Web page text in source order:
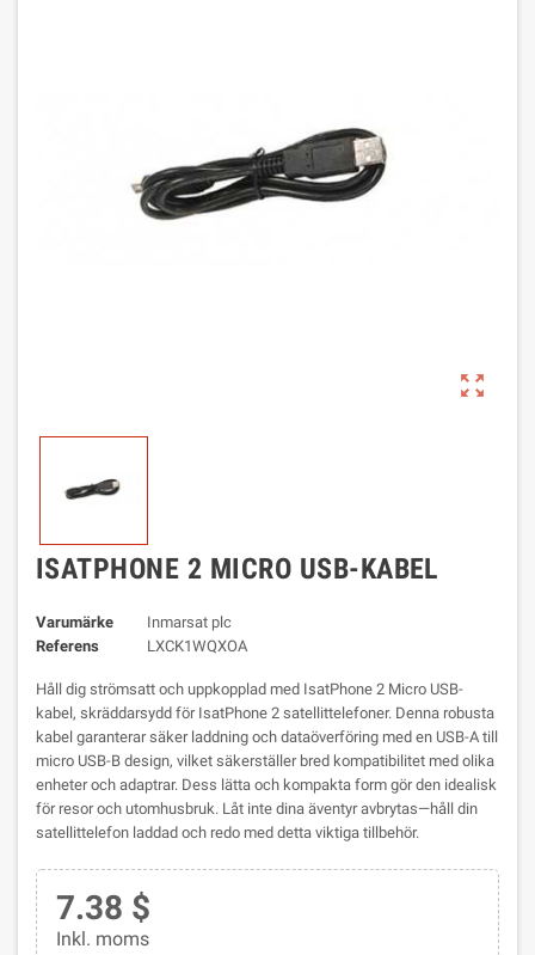
zoom_out_map
ISATPHONE 2 MICRO USB-KABEL
Varumärke
Inmarsat plc
Referens
LXCK1WQXOA
Håll dig strömsatt och uppkopplad med IsatPhone 2 Micro USB-
kabel, skräddarsydd för IsatPhone 2 satellittelefoner. Denna robusta
kabel garanterar säker laddning och dataöverföring med en USB-A till
micro USB-B design, vilket säkerställer bred kompatibilitet med olika
enheter och adaptrar. Dess lätta och kompakta form gör den idealisk
för resor och utomhusbruk. Låt inte dina äventyr avbrytas—håll din
satellittelefon laddad och redo med detta viktiga tillbehör.
7.38 $
Inkl. moms